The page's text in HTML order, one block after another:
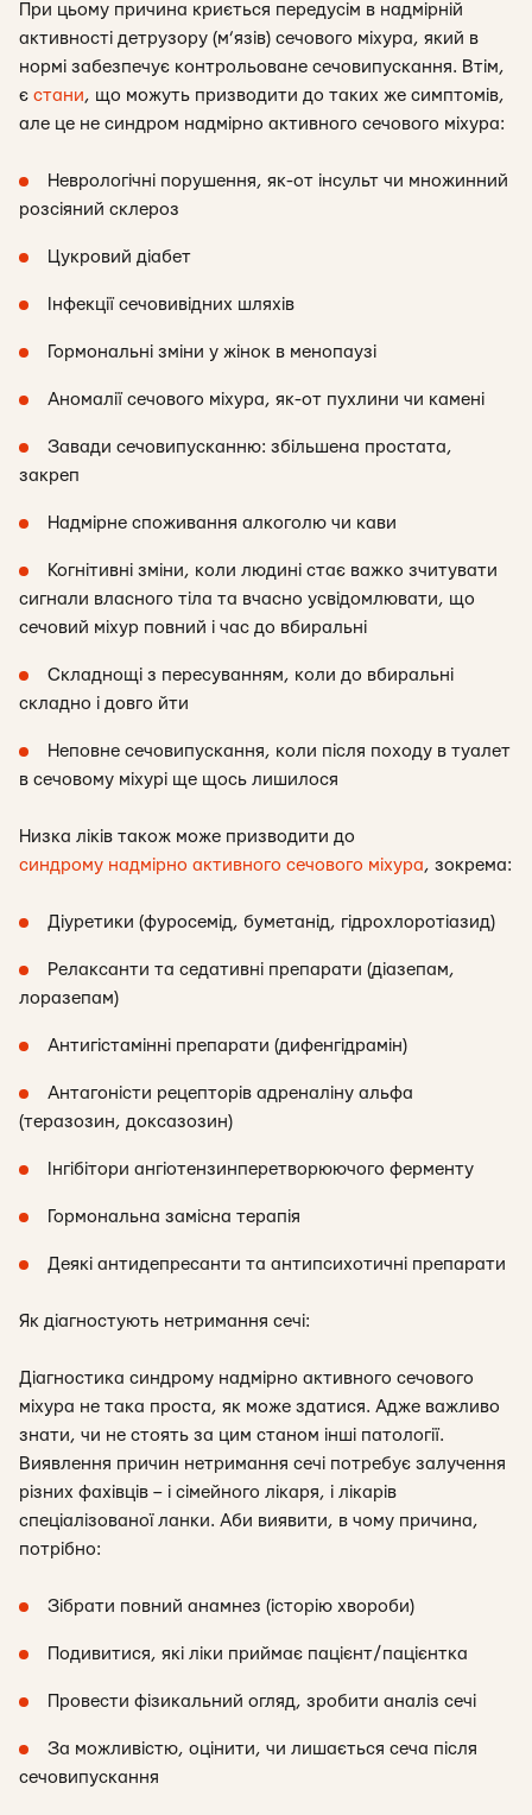
При цьому причина криється передусім в надмірній
активності детрузору (м’язів) сечового міхура, який в
нормі забезпечує контрольоване сечовипускання. Втім,
є стани, що можуть призводити до таких же симптомів,
але це не синдром надмірно активного сечового міхура:
Неврологічні порушення, як-от інсульт чи множинний
розсіяний склероз
Цукровий діабет
Інфекції сечовивідних шляхів
Гормональні зміни у жінок в менопаузі
Аномалії сечового міхура, як-от пухлини чи камені
Завади сечовипусканню: збільшена простата,
закреп
Надмірне споживання алкоголю чи кави
Когнітивні зміни, коли людині стає важко зчитувати
сигнали власного тіла та вчасно усвідомлювати, що
сечовий міхур повний і час до вбиральні
Складнощі з пересуванням, коли до вбиральні
складно і довго йти
Неповне сечовипускання, коли після походу в туалет
в сечовому міхурі ще щось лишилося
Низка ліків також може призводити до
синдрому надмірно активного сечового міхура, зокрема:
Діуретики (фуросемід, буметанід, гідрохлоротіазид)
Релаксанти та седативні препарати (діазепам,
лоразепам)
Антигістамінні препарати (дифенгідрамін)
Антагоністи рецепторів адреналіну альфа
(теразозин, доксазозин)
Інгібітори ангіотензинперетворюючого ферменту
Гормональна замісна терапія
Деякі антидепресанти та антипсихотичні препарати
Як діагностують нетримання сечі:
Діагностика синдрому надмірно активного сечового
міхура не така проста, як може здатися. Адже важливо
знати, чи не стоять за цим станом інші патології.
Виявлення причин нетримання сечі потребує залучення
різних фахівців – і сімейного лікаря, і лікарів
спеціалізованої ланки. Аби виявити, в чому причина,
потрібно:
Зібрати повний анамнез (історію хвороби)
Подивитися, які ліки приймає пацієнт/пацієнтка
Провести фізикальний огляд, зробити аналіз сечі
За можливістю, оцінити, чи лишається сеча після
сечовипускання